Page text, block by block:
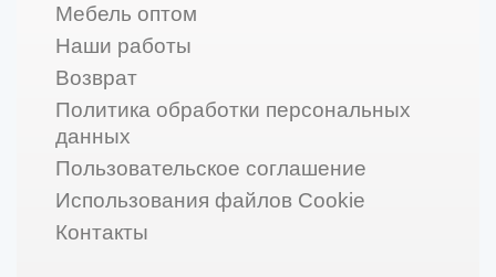
Мебель оптом
Наши работы
Возврат
Политика обработки персональных
данных
Пользовательское соглашение
Использования файлов Cookie
Контакты